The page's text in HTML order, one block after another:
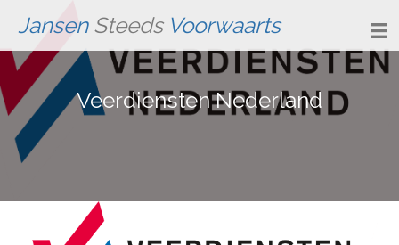
Jansen Steeds Voorwaarts
Veerdiensten Nederland